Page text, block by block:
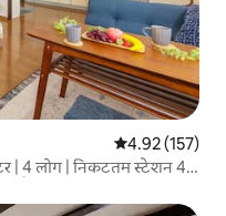
औसत रेटिंग 5 में से
4.92 (157)
| 4 लोग | निकटतम स्टेशन 4